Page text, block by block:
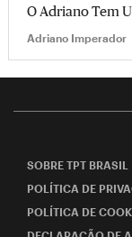
O Adriano Tem
Adriano Imperador
SOBRE TPT BRASIL
POLÍTICA DE
POLÍTICA DE